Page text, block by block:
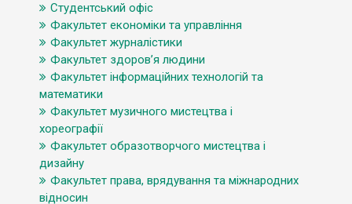
Студентський офіс
Факультет економіки та управління
Факультет журналістики
Факультет здоров’я людини
Факультет інформаційних технологій та
математики
Факультет музичного мистецтва і
хореографії
Факультет образотворчого мистецтва і
дизайну
Факультет права, врядування та міжнародних
відносин